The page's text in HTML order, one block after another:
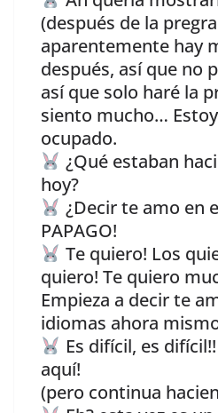
(después de la
aparentemente hay
después, así que no
así que solo haré la
siento mucho…
ocupado.
¿Qué estaban
hoy?
¿Decir te amo en
PAPAGO!
Te quiero! Los
quiero! Te quiero
Empieza a decir te
idiomas ahora
Es difícil, es
aquí!
(pero continua